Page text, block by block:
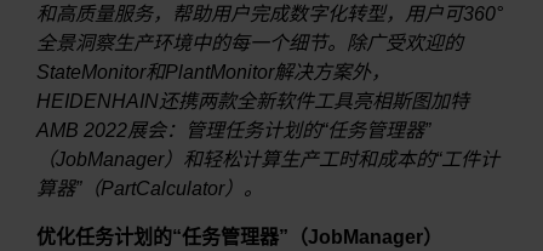
和高质量服务，帮助用户完成数字化转型，用户可360°
全景洞察生产环境中的每一个细节。除广受欢迎的
StateMonitor和PlantMonitor解决方案外，
HEIDENHAIN还携两款全新软件工具亮相斯图加特
AMB 2022展会：管理任务计划的“任务管理器”
（JobManager）和轻松计算生产工时和成本的“工件计
算器”（PartCalculator）。
优化任务计划的“任务管理器”（JobManager）